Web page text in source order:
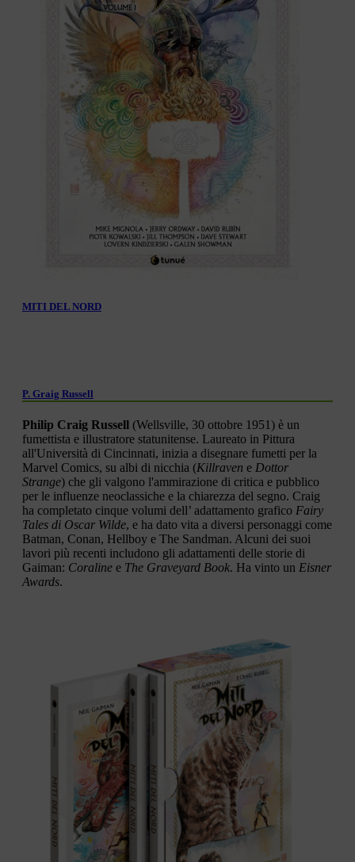
MITI DEL NORD
P. Graig Russell
Philip Craig Russell (Wellsville, 30 ottobre 1951) è un
fumettista e illustratore statunitense. Laureato in Pittura
all'Università di Cincinnati, inizia a disegnare fumetti per la
Marvel Comics, su albi di nicchia (Killraven e Dottor
Strange) che gli valgono l'ammirazione di critica e pubblico
per le influenze neoclassiche e la chiarezza del segno. Craig
ha completato cinque volumi dell’ adattamento grafico Fairy
Tales di Oscar Wilde, e ha dato vita a diversi personaggi come
Batman, Conan, Hellboy e The Sandman. Alcuni dei suoi
lavori più recenti includono gli adattamenti delle storie di
Gaiman: Coraline e The Graveyard Book. Ha vinto un Eisner
Awards.